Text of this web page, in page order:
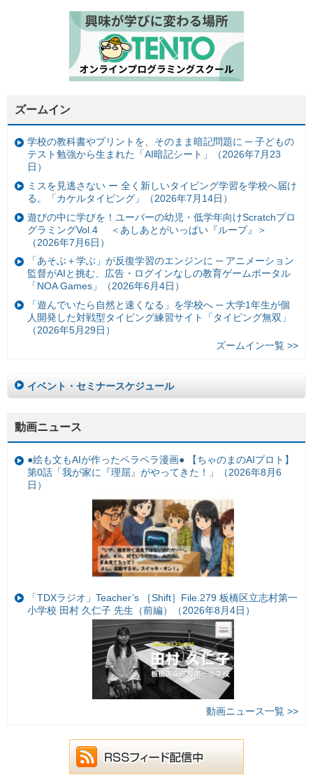
ズームイン
学校の教科書やプリントを、そのまま暗記問題に ─ 子どもの
テスト勉強から生まれた「AI暗記シート」（2026年7月23
日）
ミスを見逃さない ー 全く新しいタイピング学習を学校へ届け
る。「カケルタイピング」（2026年7月14日）
遊びの中に学びを！ユーバーの幼児・低学年向けScratchプロ
グラミングVol.4 ＜あしあとがいっぱい『ループ』＞
（2026年7月6日）
「あそぶ＋学ぶ」が反復学習のエンジンに ─ アニメーション
監督がAIと挑む、広告・ログインなしの教育ゲームポータル
「NOA Games」（2026年6月4日）
「遊んでいたら自然と速くなる」を学校へ ─ 大学1年生が個
人開発した対戦型タイピング練習サイト「タイピング無双」
（2026年5月29日）
ズームイン一覧 >>
イベント・セミナースケジュール
動画ニュース
●絵も文もAIが作ったペラペラ漫画● 【ちゃのまのAIプロト】
第0話「我が家に『理屈』がやってきた！」（2026年8月6
日）
「TDXラジオ」Teacher’s ［Shift］File.279 板橋区立志村第一
小学校 田村 久仁子 先生（前編）（2026年8月4日）
動画ニュース一覧 >>